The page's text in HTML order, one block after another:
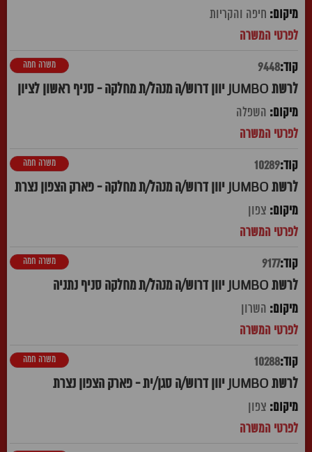
חיפה והקריות
9448
לרשת JUMBO יוון דרוש/ה מנהל/ת מחלקה - סניף ראשון לציון
משרה חמה
השפלה
10289
לרשת JUMBO יוון דרוש/ה מנהל/ת מחלקה - פארק הצפון נצרת
משרה חמה
צפון
9177
לרשת JUMBO יוון דרוש/ה מנהל/ת מחלקה סניף נתניה
משרה חמה
השרון
10288
לרשת JUMBO יוון דרוש/ה סגן/ית - פארק הצפון נצרת
משרה חמה
צפון